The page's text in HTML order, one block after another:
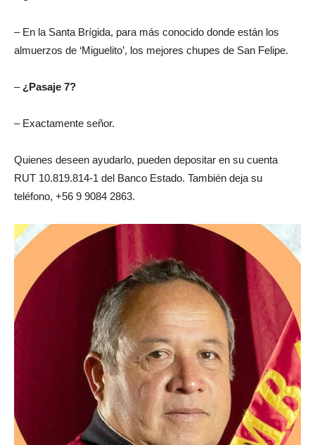
– En la Santa Brígida, para más conocido donde están los
almuerzos de ‘Miguelito’, los mejores chupes de San Felipe.
– ¿Pasaje 7?
– Exactamente señor.
Quienes deseen ayudarlo, pueden depositar en su cuenta
RUT 10.819.814-1 del Banco Estado. También deja su
teléfono, +56 9 9084 2863.